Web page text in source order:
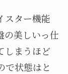
スター機能
の美しいっ仕
しまうほど
で状態はと